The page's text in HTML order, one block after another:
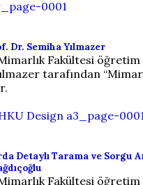
Dr. Semiha Yılmazer
Fakültesi öğretim
tarafından
Detaylı Tarama ve Sorgu
Fakültesi öğretim